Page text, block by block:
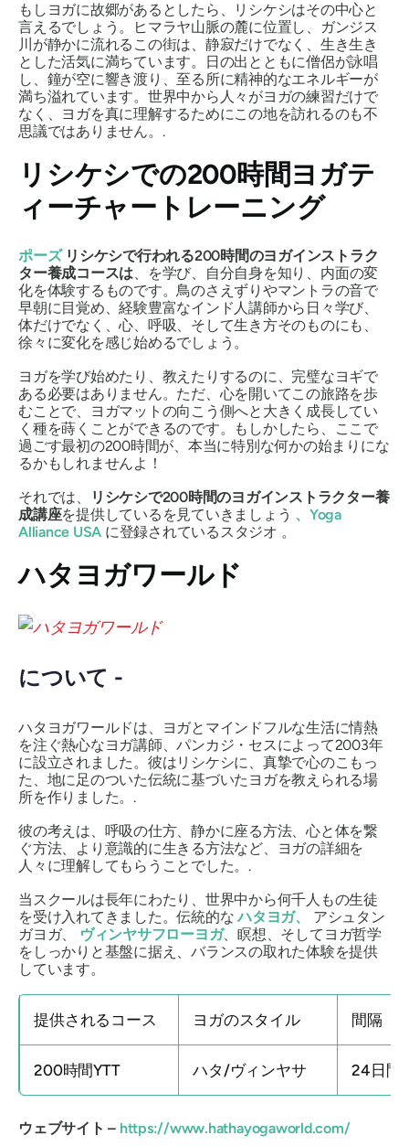
もしヨガに故郷があるとしたら、リシケシはその中心と
言えるでしょう。ヒマラヤ山脈の麓に位置し、ガンジス
川が静かに流れるこの街は、静寂だけでなく、生き生き
とした活気に満ちています。日の出とともに僧侶が詠唱
し、鐘が空に響き渡り、至る所に精神的なエネルギーが
満ち溢れています。世界中から人々がヨガの練習だけで
なく、ヨガを真に理解するためにこの地を訪れるのも不
思議ではありません。.
リシケシでの200時間ヨガテ
ィーチャートレーニング
ポーズリシケシで行われる200時間のヨガインストラク
ター養成コースは、を学び、自分自身を知り、 内面の変
化を体験する ものです。鳥のさえずりやマントラの音で
早朝に目覚め、経験豊富なインド人講師から日々学び、
体だけでなく、心、呼吸、そして生き方そのものにも、
徐々に変化を感じ始めるでしょう。
ヨガを学び始めたり、教えたりするのに、完璧なヨギで
ある必要はありません。ただ、心を開いてこの旅路を歩
むことで、ヨガマットの向こう側へと大きく成長してい
く種を蒔くことができるのです。もしかしたら、ここで
過ごす最初の200時間が、本当に特別な何かの始まりにな
るかもしれませんよ！
それでは、
リシケシで200時間のヨガインストラクター養
成講座を提供している を見ていきましょう 、Yoga
Alliance USA に登録されているスタジオ 。
ハタヨガワールド
について -
ハタヨガワールドは、ヨガとマインドフルな生活に情熱
を注ぐ熱心なヨガ講師、パンカジ・セスによって2003年
に設立されました。彼はリシケシに、真摯で心のこもっ
た、地に足のついた伝統に基づいたヨガを教えられる場
所を作りました。.
彼の考えは、呼吸の仕方、静かに座る方法、心と体を繋
ぐ方法、より意識的に生きる方法など、ヨガの詳細を
人々に理解してもらうことでした。.
当スクールは長年にわたり、世界中から何千人もの生徒
を受け入れてきました。伝統的なハタヨガ、
アシュタン
ガヨガ、
ヴィンヤサフローヨガ、瞑想、そしてヨガ哲学
をしっかりと基盤に据え、バランスの取れた体験を提供
しています。
提供されるコース ヨガのスタイル 間隔
200時間YTT ハタ/ヴィンヤサ 24日間
ウェブサイト – https://www.hathayogaworld.com/